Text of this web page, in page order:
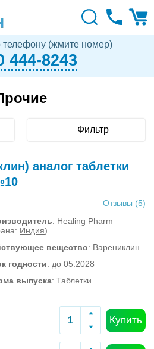
телефону (жмите номер)
444-8243
Фильтр
аналог таблетки
Отзывы (5)
: Healing Pharm
Индия)
вещество: Варениклин
годности: до 05.2028
выпуска: Таблетки
Купить